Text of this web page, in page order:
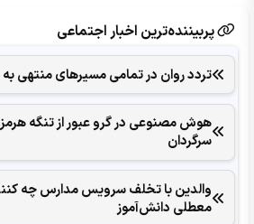
پربیننده‌ترین اخبار اجتماعی
تردد روان در تمامی مسیرهای منتهی به
سرگردان
والدین با تخلف سرویس مدارس چه
معطلی دانش‌آموز